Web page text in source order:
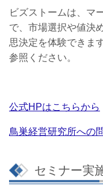
ビズストームは、マ
で、市場選択や値決
思決定を体験できま
参照ください。
公式HPはこちらから
鳥巣経営研究所への
セミナー実